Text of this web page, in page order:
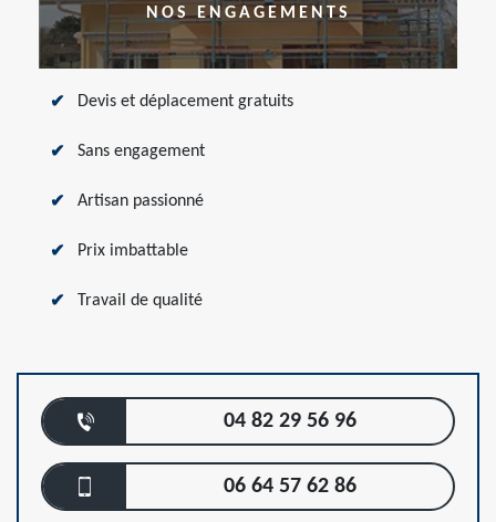
NOS ENGAGEMENTS
Devis et déplacement gratuits
Sans engagement
Artisan passionné
Prix imbattable
Travail de qualité
04 82 29 56 96
06 64 57 62 86